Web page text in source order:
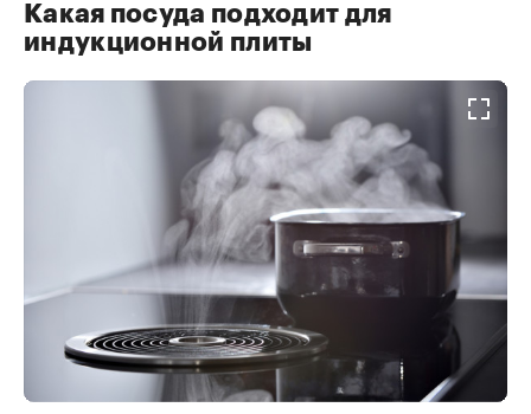
Какая посуда подходит для
индукционной плиты